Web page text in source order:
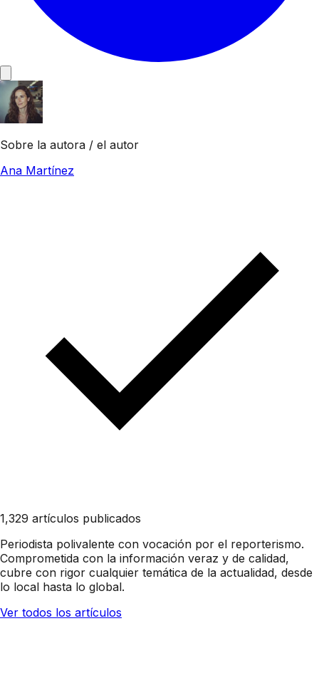
Sobre la autora / el autor
Ana Martínez
1,329 artículos publicados
Periodista polivalente con vocación por el reporterismo.
Comprometida con la información veraz y de calidad,
cubre con rigor cualquier temática de la actualidad, desde
lo local hasta lo global.
Ver todos los artículos